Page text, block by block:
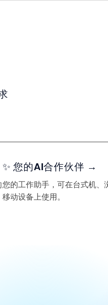
✨ 您的AI合作伙伴 →
您的工作助手，可在台式机、
移动设备上使用。